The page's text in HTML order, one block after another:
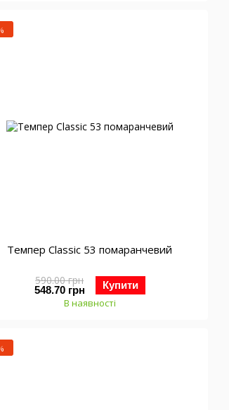
Темпер Classic 53 помаранчевий
590.00 грн
548.70 грн Купити
В наявності